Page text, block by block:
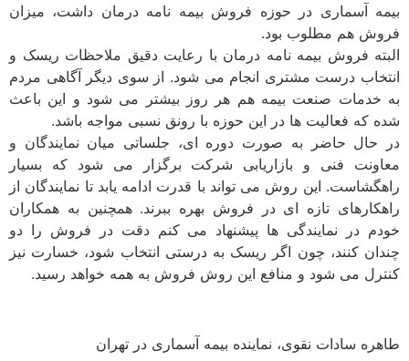
بیمه آسماری در حوزه فروش بیمه نامه درمان داشت، میزان
فروش هم مطلوب بود.
البته فروش بیمه نامه درمان با رعایت دقیق ملاحظات ریسک و
انتخاب درست مشتری انجام می شود. از سوی دیگر آگاهی مردم
به خدمات صنعت بیمه هم هر روز بیشتر می شود و این باعث
شده که فعالیت ها در این حوزه با رونق نسبی مواجه باشد.
در حال حاضر به صورت دوره ای، جلساتی میان نمایندگان و
معاونت فنی و بازاریابی شرکت برگزار می شود که بسیار
راهگشاست. این روش می تواند با قدرت ادامه یابد تا نمایندگان از
راهکارهای تازه ای در فروش بهره ببرند. همچنین به همکاران
خودم در نمایندگی ها پیشنهاد می کنم دقت در فروش را دو
چندان کنند، چون اگر ریسک به درستی انتخاب شود، خسارت نیز
کنترل می شود و منافع این روش فروش به همه خواهد رسید.
طاهره سادات نقوی، نماینده بیمه آسماری در تهران